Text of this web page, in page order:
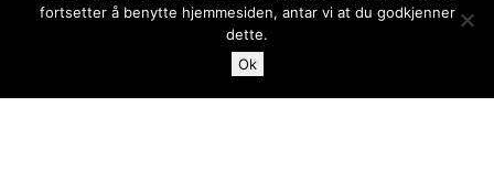
Kontaktinformation
fortsetter å benytte hjemmesiden, antar vi at du godkjenner
dette.
Ok